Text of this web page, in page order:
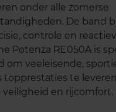
onder alle zomerse
De band
controle en
Potenza RE050A is
om veeleisende,
topprestaties te
veiligheid en rijcomfort.